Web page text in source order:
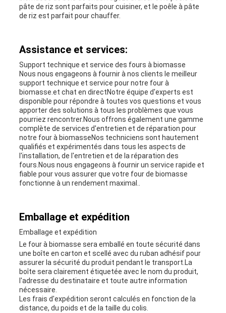
pâte de riz sont parfaits pour cuisiner, et le poêle à pâte
de riz est parfait pour chauffer.
Assistance et services:
Support technique et service des fours à biomasse
Nous nous engageons à fournir à nos clients le meilleur
support technique et service pour notre four à
biomasse.et chat en directNotre équipe d'experts est
disponible pour répondre à toutes vos questions et vous
apporter des solutions à tous les problèmes que vous
pourriez rencontrer.Nous offrons également une gamme
complète de services d'entretien et de réparation pour
notre four à biomasseNos techniciens sont hautement
qualifiés et expérimentés dans tous les aspects de
l'installation, de l'entretien et de la réparation des
fours.Nous nous engageons à fournir un service rapide et
fiable pour vous assurer que votre four de biomasse
fonctionne à un rendement maximal..
Emballage et expédition
Emballage et expédition
Le four à biomasse sera emballé en toute sécurité dans
une boîte en carton et scellé avec du ruban adhésif pour
assurer la sécurité du produit pendant le transport.La
boîte sera clairement étiquetée avec le nom du produit,
l'adresse du destinataire et toute autre information
nécessaire.
Les frais d'expédition seront calculés en fonction de la
distance, du poids et de la taille du colis.